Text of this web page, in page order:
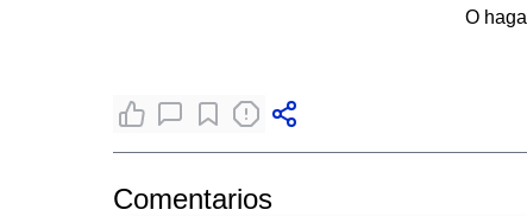
O haga
Comentarios